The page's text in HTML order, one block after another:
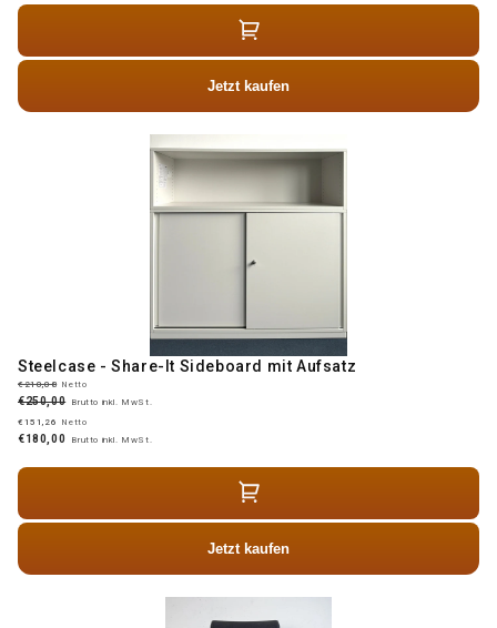
Jetzt kaufen
Steelcase - Share-It Sideboard mit Aufsatz
€210,08 Netto
€250,00 Brutto inkl. MwSt.
€151,26
Netto
€180,00 Brutto inkl. MwSt.
Jetzt kaufen